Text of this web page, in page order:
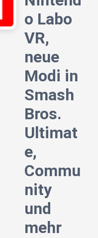
o Labo
VR,
neue
Modi in
Smash
Bros.
Ultimat
e,
Commu
nity
und
mehr